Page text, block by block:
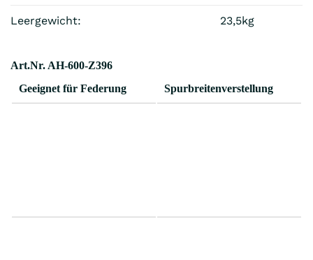
Leergewicht: 23,5kg
Art.Nr. AH-600-Z396
Geeignet für Federung
Spurbreitenverstellung